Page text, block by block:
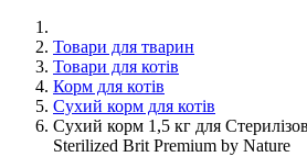
Товари для тварин
Товари для котів
Корм для котів
Сухий корм для котів
Сухий корм 1,5 кг для
Sterilized Brit Premium by Nature